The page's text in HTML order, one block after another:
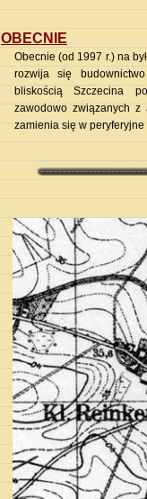
OBECNIE
Obecnie (od 1997 r.) na
rozwija się
bliskością Szczecina
zawodowo związanych z
zamienia się w